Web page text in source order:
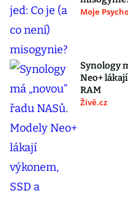
Moje
Synology
Neo+
RAM
Živě.cz